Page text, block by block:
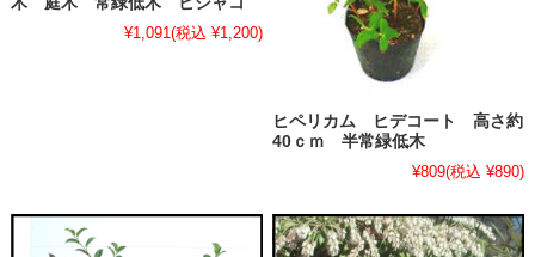
¥1,091(税込 ¥1,200)
ヒペリカム ヒデコート 高さ約
40ｃｍ 半常緑低木
¥809(税込 ¥890)